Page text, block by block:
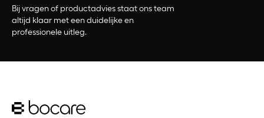
Bij vragen of productadvies staat ons team
altijd klaar met een duidelijke en
professionele uitleg.